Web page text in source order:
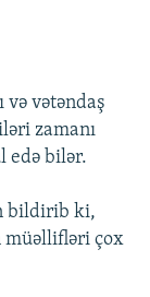
və vətəndaş
zamanı
edə bilər.
bildirib ki,
müəllifləri çox